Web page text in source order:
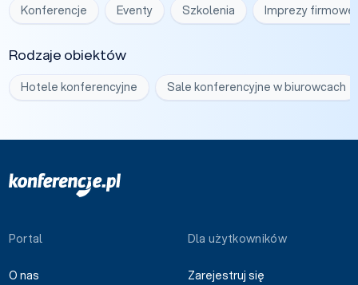
Konferencje Eventy Szkolenia Imprezy firmowe
Rodzaje obiektów
Hotele konferencyjne Sale konferencyjne w biurowcach
Portal
O nas
Dla użytkowników
Zarejestruj się